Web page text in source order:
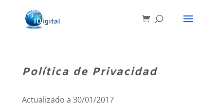
Política de Privacidad
Actualizado a 30/01/2017